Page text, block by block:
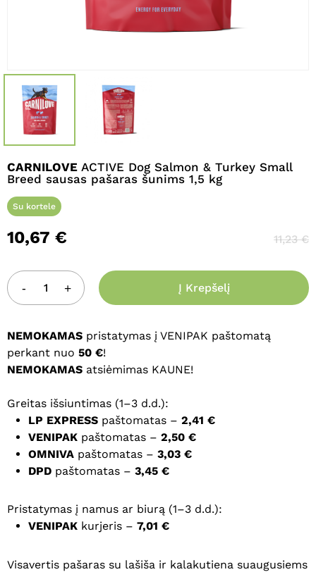
CARNILOVE ACTIVE Dog Salmon & Turkey Small
Breed sausas pašaras šunims 1,5 kg
Su kortele
10,67 € 11,23€
Į Krepšelį
NEMOKAMAS pristatymas į VENIPAK paštomatą
perkant nuo 50 €!
NEMOKAMAS atsiėmimas KAUNE!
Greitas išsiuntimas (1–3 d.d.):
LP EXPRESS paštomatas – 2,41 €
VENIPAK paštomatas – 2,50 €
OMNIVA paštomatas – 3,03 €
DPD paštomatas – 3,45 €
Pristatymas į namus ar biurą (1–3 d.d.):
VENIPAK kurjeris – 7,01 €
Visavertis pašaras su lašiša ir kalakutiena suaugusiems
El. paštas
Noriu savo interneto naršyklėje
įvesti iš naujo, kai kitą kartą vėl norėsiu